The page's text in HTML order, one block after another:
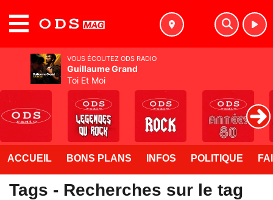
ACCUEIL BONS PLANS INFOS POLITIQUE
Tags - Recherches sur le tag
VOUS ÉCOUTEZ ODS RADIO
Guillaume Grand
Toi Et Moi